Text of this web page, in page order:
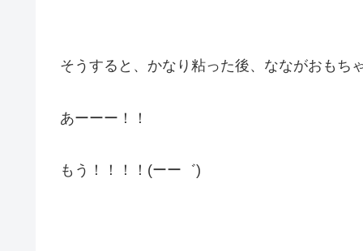
そうすると、かなり粘った後、なながおもち
あーーー！！
もう！！！！(ーー゛)